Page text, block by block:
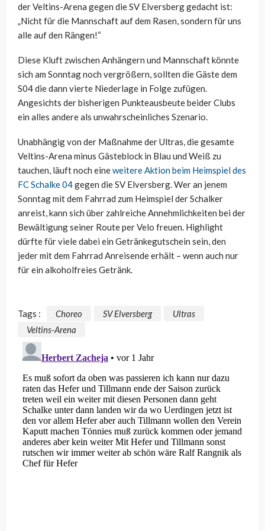
der Veltins-Arena gegen die SV Elversberg gedacht ist:
„Nicht für die Mannschaft auf dem Rasen, sondern für uns
alle auf den Rängen!“
Diese Kluft zwischen Anhängern und Mannschaft könnte
sich am Sonntag noch vergrößern, sollten die Gäste dem
S04 die dann vierte Niederlage in Folge zufügen.
Angesichts der bisherigen Punkteausbeute beider Clubs
ein alles andere als unwahrscheinliches Szenario.
Unabhängig von der Maßnahme der Ultras, die gesamte
Veltins-Arena minus Gästeblock in Blau und Weiß zu
tauchen, läuft noch eineweitere Aktion beim Heimspiel des
FC Schalke 04gegen die SV Elversberg. Wer an jenem
Sonntag mit dem Fahrrad zum Heimspiel der Schalker
anreist, kann sich über zahlreiche Annehmlichkeiten bei der
Bewältigung seiner Route per Velo freuen. Highlight
dürfte für viele dabei ein Getränkegutschein sein, den
jeder mit dem Fahrrad Anreisende erhält – wenn auch nur
für ein alkoholfreies Getränk.
Tags : Choreo SV Elversberg
Ultras
Veltins-Arena